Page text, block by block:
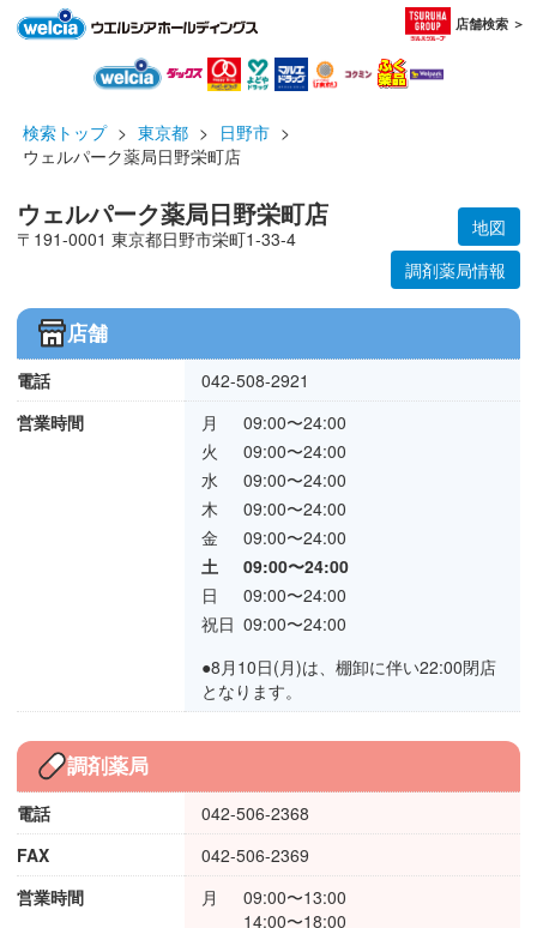
店舗検索 ＞
検索トップ > 東京都 > 日野市 >
ウェルパーク薬局日野栄町店
ウェルパーク薬局日野栄町店
〒191-0001 東京都日野市栄町1-33-4
地図
調剤薬局情報
店舗
調剤薬局
電話 042-508-2921
電話
042-506-2368
FAX
042-506-2369
営業時間 月
09:00〜24:00
火
09:00〜24:00
水
09:00〜24:00
木
09:00〜24:00
金
09:00〜24:00
土
09:00〜24:00
日
09:00〜24:00
祝日 09:00〜24:00
●8月10日(月)は、棚卸に伴い22:00閉店
となります。
営業時間 月
09:00〜13:00
14:00〜18:00